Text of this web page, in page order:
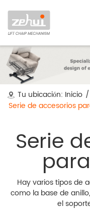
Tu ubicación: Inicio /
Serie de accesorios
Serie
Hay varios tipos de
como la base de
el